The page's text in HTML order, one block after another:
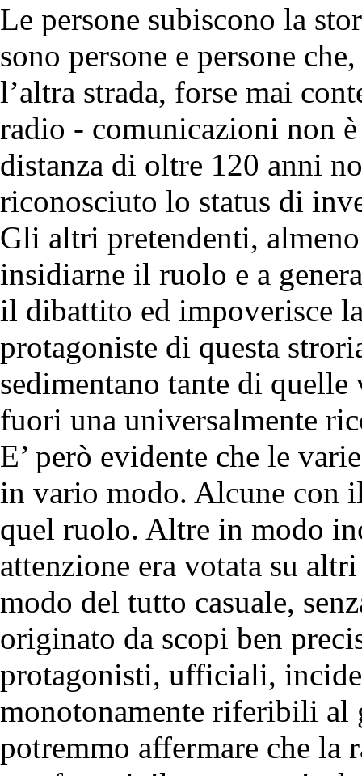
Le persone subiscono la
sono persone e persone
l’altra strada, forse mai
radio - comunicazioni non
distanza di oltre 120 anni
riconosciuto lo status di
Gli altri pretendenti,
insidiarne il ruolo e a
il dibattito ed impoverisce
protagoniste di questa
sedimentano tante di
fuori una universalmente
E’ però evidente che le
in vario modo. Alcune con
quel ruolo. Altre in modo
attenzione era votata su
modo del tutto casuale,
originato da scopi ben
protagonisti, ufficiali,
monotonamente riferibili al
potremmo affermare che la